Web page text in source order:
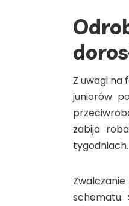
Z uwagi na
juniorów
zabija
tygodniach.
schematu.